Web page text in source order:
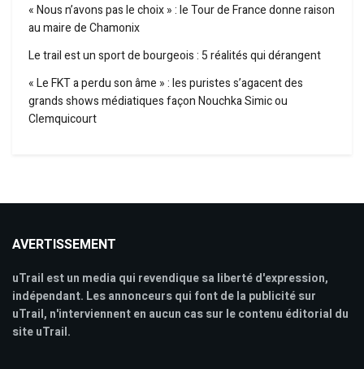
« Nous n’avons pas le choix » : le Tour de France donne raison
au maire de Chamonix
Le trail est un sport de bourgeois : 5 réalités qui dérangent
« Le FKT a perdu son âme » : les puristes s’agacent des
grands shows médiatiques façon Nouchka Simic ou
Clemquicourt
AVERTISSEMENT
uTrail est un media qui revendique sa liberté d'expression,
indépendant. Les annonceurs qui font de la publicité sur
uTrail, n'interviennent en aucun cas sur le contenu éditorial du
site uTrail.